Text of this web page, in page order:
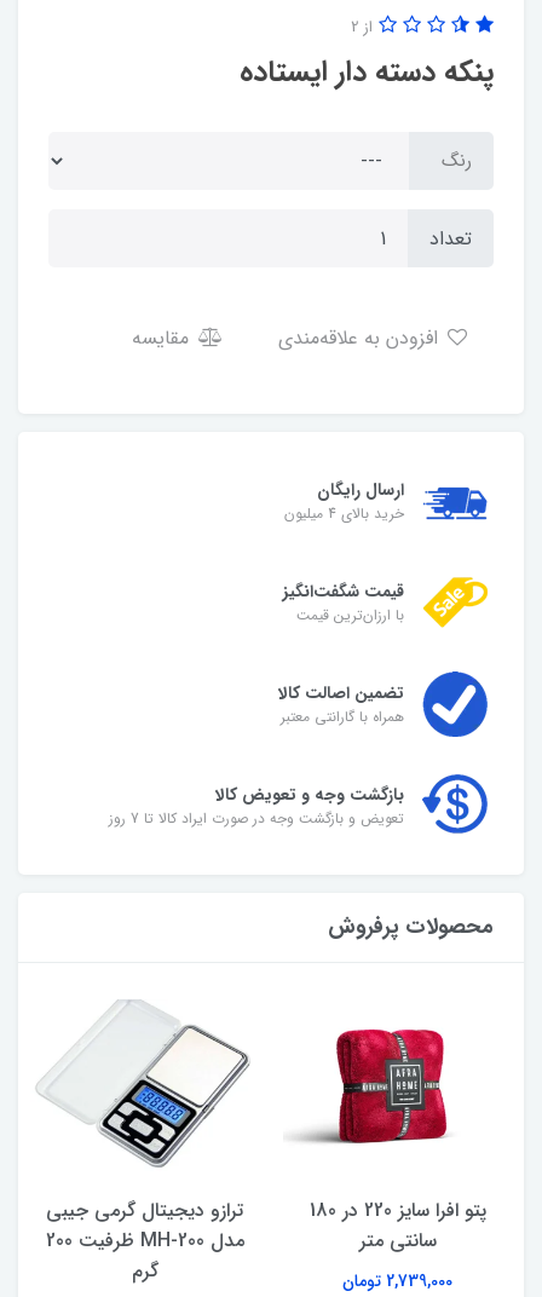
پنکه دسته دار ایستاده
از 2
رنگ
تعداد
مقایسه
ارسال رایگان
خرید بالای 4 میلیون
قیمت شگفت‌انگیز
با ارزان‌ترین قیمت
تضمین اصالت کالا
همراه با گارانتی معتبر
بازگشت وجه و تعویض کالا
تعویض و بازگشت وجه در صورت ایراد کالا تا 7 روز
محصولات پرفروش
پتو افرا سایز 220 در 180
سانتی متر
2,739,000 تومان
ترازو دیجیتال گرمی جیبی
مدل MH-200 ظرفیت 200
گرم